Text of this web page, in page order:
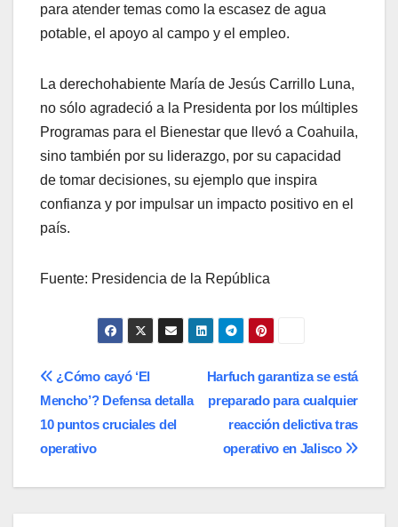
para atender temas como la escasez de agua
potable, el apoyo al campo y el empleo.
La derechohabiente María de Jesús Carrillo Luna,
no sólo agradeció a la Presidenta por los múltiples
Programas para el Bienestar que llevó a Coahuila,
sino también por su liderazgo, por su capacidad
de tomar decisiones, su ejemplo que inspira
confianza y por impulsar un impacto positivo en el
país.
Fuente: Presidencia de la República
Navegación
de
entradas
Harfuch garantiza se está
preparado para cualquier
reacción delictiva tras
operativo en Jalisco
¿Cómo cayó ‘El
Mencho’? Defensa detalla
10 puntos cruciales del
operativo